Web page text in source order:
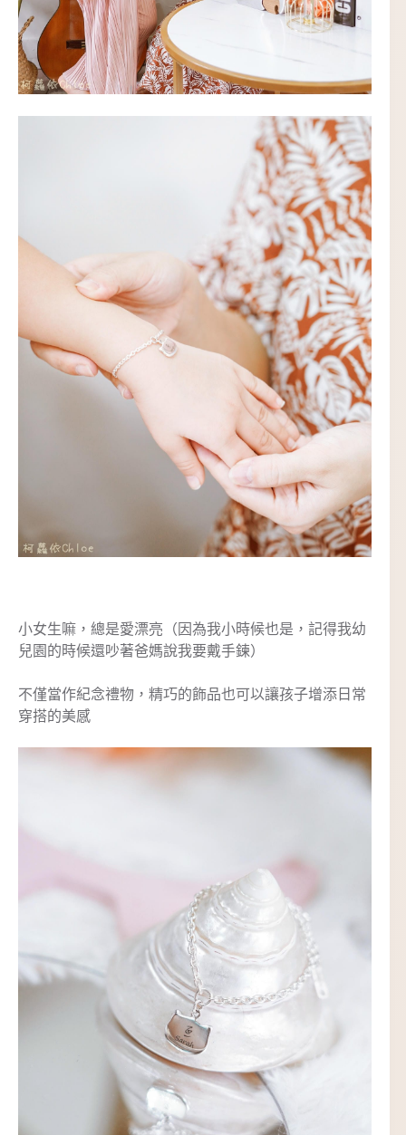
小女生嘛，總是愛漂亮（因為我小時候也是，記得我幼
兒園的時候還吵著爸媽說我要戴手鍊）
不僅當作紀念禮物，精巧的飾品也可以讓孩子增添日常
穿搭的美感